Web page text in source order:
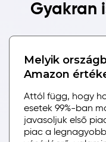
Gyakran
Melyik
Amazon
Attól függ, hogy
esetek 99%-ban
javasoljuk első
piac a